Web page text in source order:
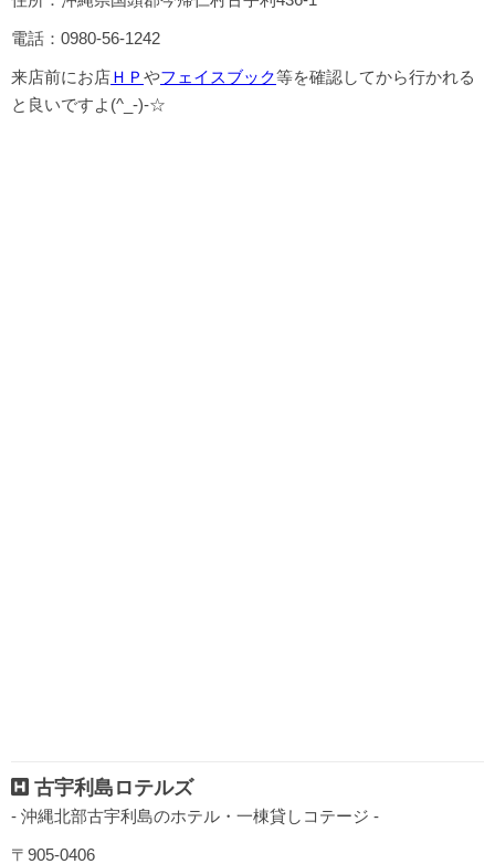
電話：0980-56-1242
来店前にお店ＨＰ やフェイスブック等を確認してから行かれる
と良いですよ(^_-)-☆
古宇利島ロテルズ
- 沖縄北部古宇利島のホテル・一棟貸しコテージ -
〒905-0406